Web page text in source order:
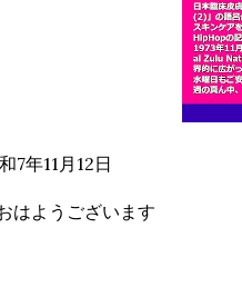
7年11月12日
はようございます